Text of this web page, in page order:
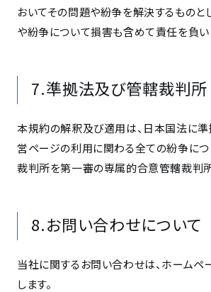
おいてその問題や紛争を解決するものと
や紛争について損害も含めて責任を負い
7.準拠法及び管轄裁判所
本規約の解釈及び適用は、日本国法に準
営ページの利用に関わる全ての紛争につ
裁判所を第一審の専属的合意管轄裁判所
8.お問い合わせについて
当社に関するお問い合わせは、ホームペ
します。